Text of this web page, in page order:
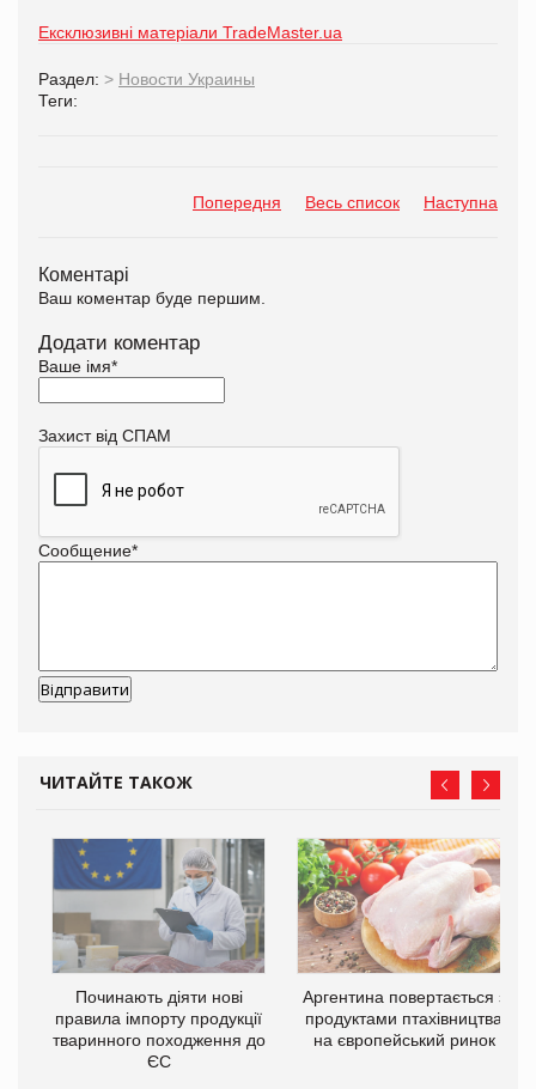
Ексклюзивні матеріали TradeMaster.ua
Раздел: > Новости Украины
Теги:
Попередня Весь список Наступна
Коментарі
Ваш коментар буде першим.
Додати коментар
Ваше імя*
Захист від СПАМ
Сообщение*
ЧИТАЙТЕ ТАКОЖ
Починають діяти нові
правила імпорту продукції
тваринного походження до
ЄС
Аргентина повертається з
продуктами птахівництва
на європейський ринок